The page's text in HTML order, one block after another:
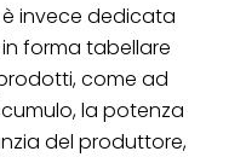
invece dedicata
forma tabellare
come ad
la potenza
del produttore,